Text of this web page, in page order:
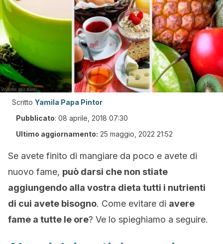
Scritto Yamila Papa Pintor
Pubblicato: 08 aprile, 2018 07:30
Ultimo aggiornamento: 25 maggio, 2022 21:52
Se avete finito di mangiare da poco e avete di
nuovo fame, può darsi che non stiate
aggiungendo alla vostra dieta tutti i nutrienti
di cui avete bisogno. Come evitare di avere
fame a tutte le ore? Ve lo spieghiamo a seguire.